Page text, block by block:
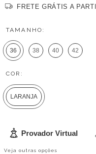
FRETE GRÁTIS A
TAMANHO:
36 38 40 42
COR:
LARANJA
Provador Virtual
Veja outras opções